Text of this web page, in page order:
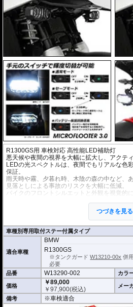
R1300GS用 車検対応 高性能LED補助灯
悪天候や夜間の視界を大幅に拡大し、アクテ
LEDの光スペクトルは、夜間でもリアルな色
保証。
雨天時や霧、夕暮れ時、木陰の森の中など、
見落としによる事故のリスクを大幅に低減。
バイクのフロントシルエットと外観を視覚的
低消費電力 12V 40W (１灯あたり)
高輝度 4000lm ※参考:乗用車ハロゲン
高耐候性 防水等級 IPX7 (水深1m 約30
高耐久 約100,000時間 = 約4,000日
ヘッドライトと近似色
2レベルの輝度(明/暗)を手元で切り替え可能
バックライト付き操作スイッチ
バラスト一体型のコンパクト設計
つづきを見る
車種別専用取付ステー付属タイプ
適合車種
BMW
R1300GS
※タンクガードW13210-00x 併
必要
品番
W13290-002 カラ
価格
￥89,000
￥97,900(税込) メー
備考 ※車検適合